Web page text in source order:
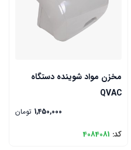
مخزن مواد شوینده دستگاه
QVAC
1,450,000 تومان
کد: 4084081